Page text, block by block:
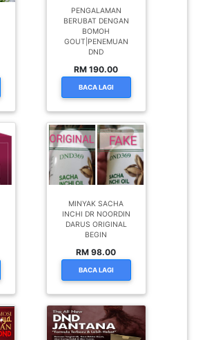
PENGALAMAN
BERUBAT DENGAN
BOMOH
GOUT|PENEMUAN
DND
RM 190.00
BACA LAGI
MINYAK SACHA
INCHI DR NOORDIN
DARUS ORIGINAL
BEGIN
RM 98.00
BACA LAGI